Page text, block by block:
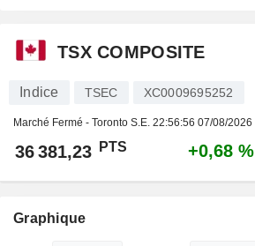
TSX COMPOSITE
Indice TSEC XC0009695252
Marché Fermé - Toronto S.E. 22:56:56 07/08/2026
36 381,23 PTS +0,68 %
Graphique